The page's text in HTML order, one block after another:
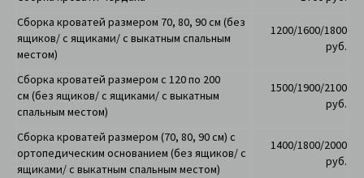
Сборка кроватей размером 70, 80, 90 см (без
ящиков/ с ящиками/ с выкатным спальным
местом)
1200/1600/1800
руб.
Сборка кроватей размером с 120 по 200
см (без ящиков/ с ящиками/ с выкатным
спальным местом)
1500/1900/2100
руб.
Сборка кроватей размером (70, 80, 90 см) с
ортопедическим основанием (без ящиков/ с
ящиками/ с выкатным спальным местом)
1400/1800/2000
руб.